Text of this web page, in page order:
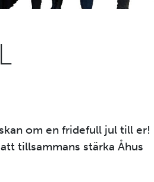
om en fridefull jul till er!
tillsammans stärka Åhus